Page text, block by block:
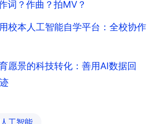
词？作曲？拍MV？
校本人工智能自学平台：全校协作
愿景的科技转化：善用AI数据回
工智能